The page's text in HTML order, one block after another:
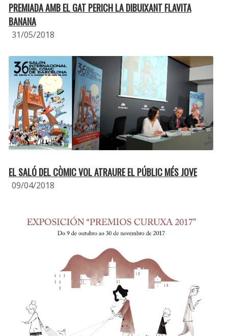
PREMIADA AMB EL GAT PERICH LA DIBUIXANT FLAVITA
BANANA
31/05/2018
EL SALÓ DEL CÒMIC VOL ATRAURE EL PÚBLIC MÉS JOVE
09/04/2018